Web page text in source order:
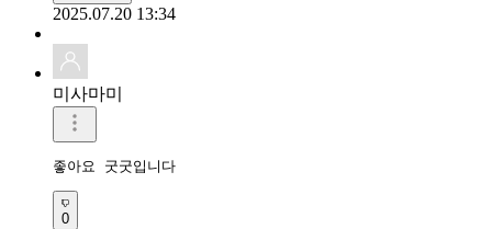
2025.07.20 13:34
미사마미
좋아요 굿굿입니다
0